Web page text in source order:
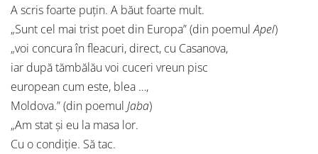
A scris foarte puțin. A băut foarte mult.
„Sunt cel mai trist poet din Europa” (din poemulApel)
„voi concura în fleacuri, direct, cu Casanova,
iar după tămbălău voi cuceri vreun pisc
european cum este, blea …,
Moldova.” (din poemul Jaba)
„Am stat și eu la masa lor.
Cu o condiție. Să tac.